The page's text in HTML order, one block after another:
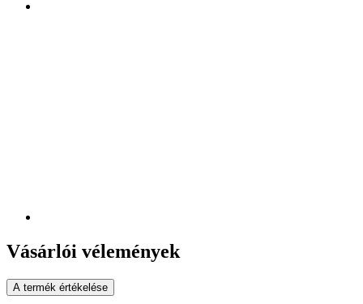
Vásárlói vélemények
A termék értékelése